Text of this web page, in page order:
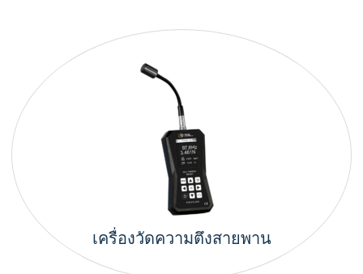
เครื่องวัดความตึงสายพาน